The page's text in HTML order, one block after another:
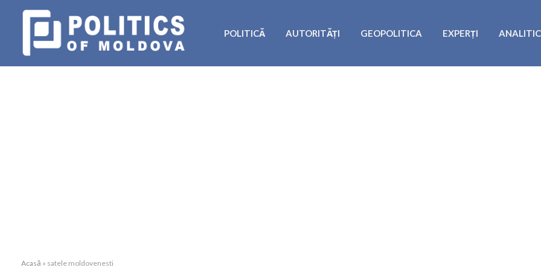
POLITICĂ AUTORITĂȚI GEOPOLITICA EXPERȚI
Acasă » satele moldovenesti